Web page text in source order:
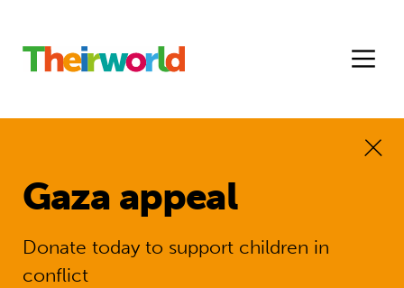
Gaza appeal
Donate today to support children in
conflict